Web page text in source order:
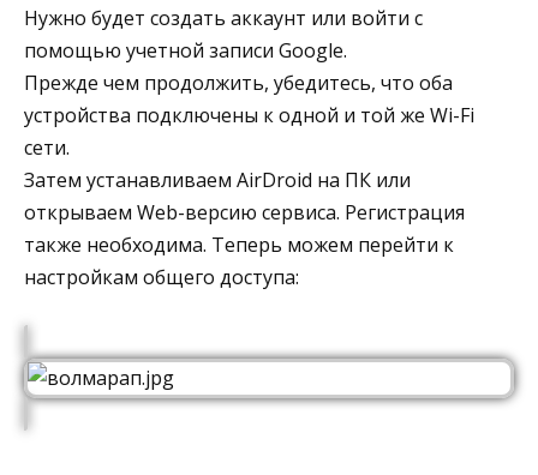
Нужно будет создать аккаунт или войти с
помощью учетной записи Google.
Прежде чем продолжить, убедитесь, что оба
устройства подключены к одной и той же Wi-Fi
сети.
Затем устанавливаем AirDroid на ПК или
открываем Web-версию сервиса. Регистрация
также необходима. Теперь можем перейти к
настройкам общего доступа: